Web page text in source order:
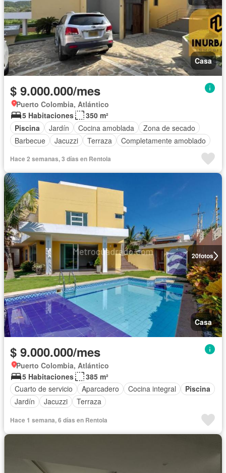
Casa
$ 9.000.000/mes
Puerto Colombia, Atlántico
5 Habitaciones
350 m²
Piscina
Jardín Cocina amoblada
Zona de secado
Barbecue
Jacuzzi Terraza Completamente amoblado
Hace 2 semanas, 3 días en Rentola
20fotos
Casa
$ 9.000.000/mes
Puerto Colombia, Atlántico
5 Habitaciones
385 m²
Cuarto de servicio
Aparcadero Cocina integral
Piscina
Jardín
Jacuzzi Terraza
Hace 1 semana, 6 días en Rentola